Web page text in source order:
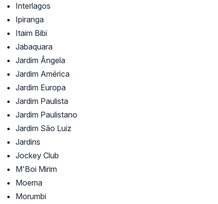
Interlagos
Ipiranga
Itaim Bibi
Jabaquara
Jardim Ângela
Jardim América
Jardim Europa
Jardim Paulista
Jardim Paulistano
Jardim São Luiz
Jardins
Jockey Club
M'Boi Mirim
Moema
Morumbi